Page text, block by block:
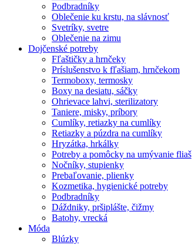
Podbradníky
Oblečenie ku krstu, na slávnosť
Svetríky, svetre
Oblečenie na zimu
Dojčenské potreby
Fľaštičky a hrnčeky
Príslušenstvo k fľašiam, hrnčekom
Termoboxy, termosky
Boxy na desiatu, sáčky
Ohrievace lahvi, sterilizatory
Taniere, misky, príbory
Cumlíky, retiazky na cumlíky
Retiazky a púzdra na cumlíky
Hryzátka, hrkálky
Potreby a pomôcky na umývanie fliaš
Nočníky, stupienky
Prebaľovanie, plienky
Kozmetika, hygienické potreby
Podbradníky
Dáždniky, pršiplášte, čižmy
Batohy, vrecká
Móda
Blúzky